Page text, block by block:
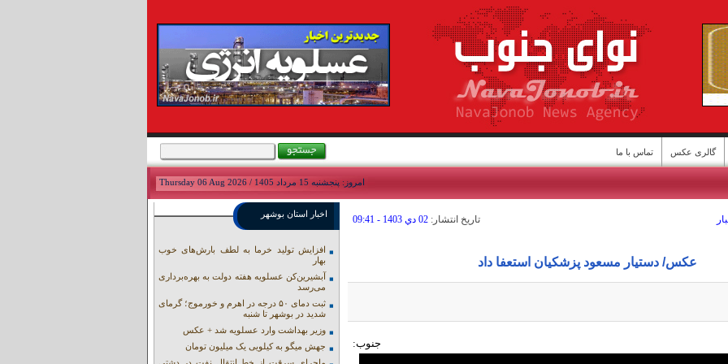
گالری عکس
تماس با ما
امروز: پنجشنبه 15 مرداد 1405 / Thursday 06 Aug 2026
تاريخ انتشار: 02 دي 1403 - 09:41
عکس/ دستیار مسعود پزشکیان استعفا داد
جنوب:
اخبار استان بوشهر
افزایش تولید خرما به لطف بارش‌های خوب
بهار
آبشیرین‌کن عسلویه هفته دولت به بهره‌برداری
می‌رسد
ثبت دمای ۵۰ درجه در اهرم و خورموج؛ گرمای
شدید در بوشهر تا شنبه
وزیر بهداشت وارد عسلویه شد + عکس
جهش میگو به کیلویی یک میلیون تومان